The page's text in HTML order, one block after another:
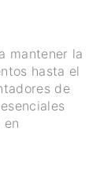
mantener la
hasta el
de